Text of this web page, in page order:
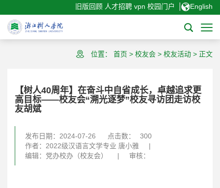
旧版回顾 人才招聘 vpn 校园门户 English
位置： 首页 > 校友会 > 校友活动 > 正文
【树人40周年】在奋斗中自省成长，卓越追求更
高目标——校友会“溯光逐梦”校友寻访团走访校
友胡斌
发布日期：2024-07-26 点击数：
300
作者：2022级汉语言文学专业 唐小雅
|
编辑：党办校办（校友会）
| 审核：